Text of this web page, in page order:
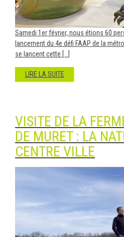
Samedi 1er février, nous étions 60
lancement du 4e défi FAAP de la
se lancent cette [...]
LIRE LA SUITE
VISITE DE LA
DE MURET : LA
CENTRE VILLE